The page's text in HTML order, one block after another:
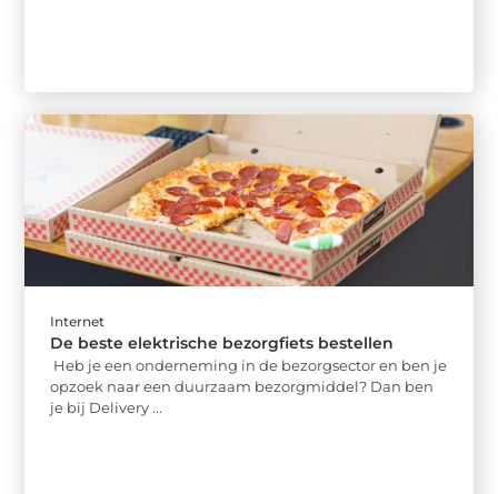
Internet
De beste elektrische bezorgfiets bestellen
Heb je een onderneming in de bezorgsector en ben je
opzoek naar een duurzaam bezorgmiddel? Dan ben
je bij Delivery ...